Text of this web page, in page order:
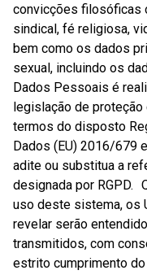
convicções filosóficas
sindical, fé religiosa,
bem como os dados
sexual, incluindo os
Dados Pessoais é
legislação de
termos do disposto
Dados (EU) 2016/679
adite ou substitua a
designada por RGPD.
uso deste sistema, os
revelar serão
transmitidos, com
estrito cumprimento do